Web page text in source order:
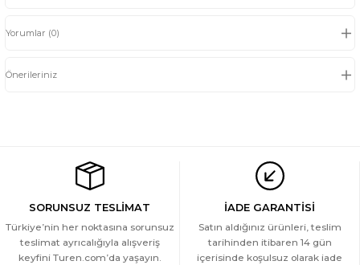
Yorumlar (0)
Önerileriniz
SORUNSUZ TESLİMAT
Türkiye’nin her noktasına sorunsuz
teslimat ayrıcalığıyla alışveriş
keyfini Turen.com’da yaşayın.
İADE GARANTİSİ
Satın aldığınız ürünleri, teslim
tarihinden itibaren 14 gün
içerisinde koşulsuz olarak iade